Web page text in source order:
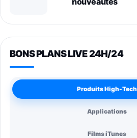
BONS PLANS LIVE 24H/24
Produits High-Tech
Applications
Films iTunes